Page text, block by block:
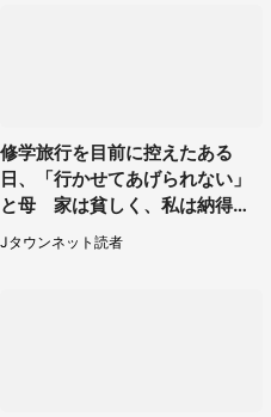
修学旅行を目前に控えたある
日、「行かせてあげられない」
と母 家は貧しく、私は納得し
たけれど...（北海道・70代以上
女性）
Jタウンネット読者